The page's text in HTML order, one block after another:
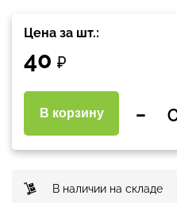
Цена за шт.:
40 ₽
В корзину -
В наличии на складе